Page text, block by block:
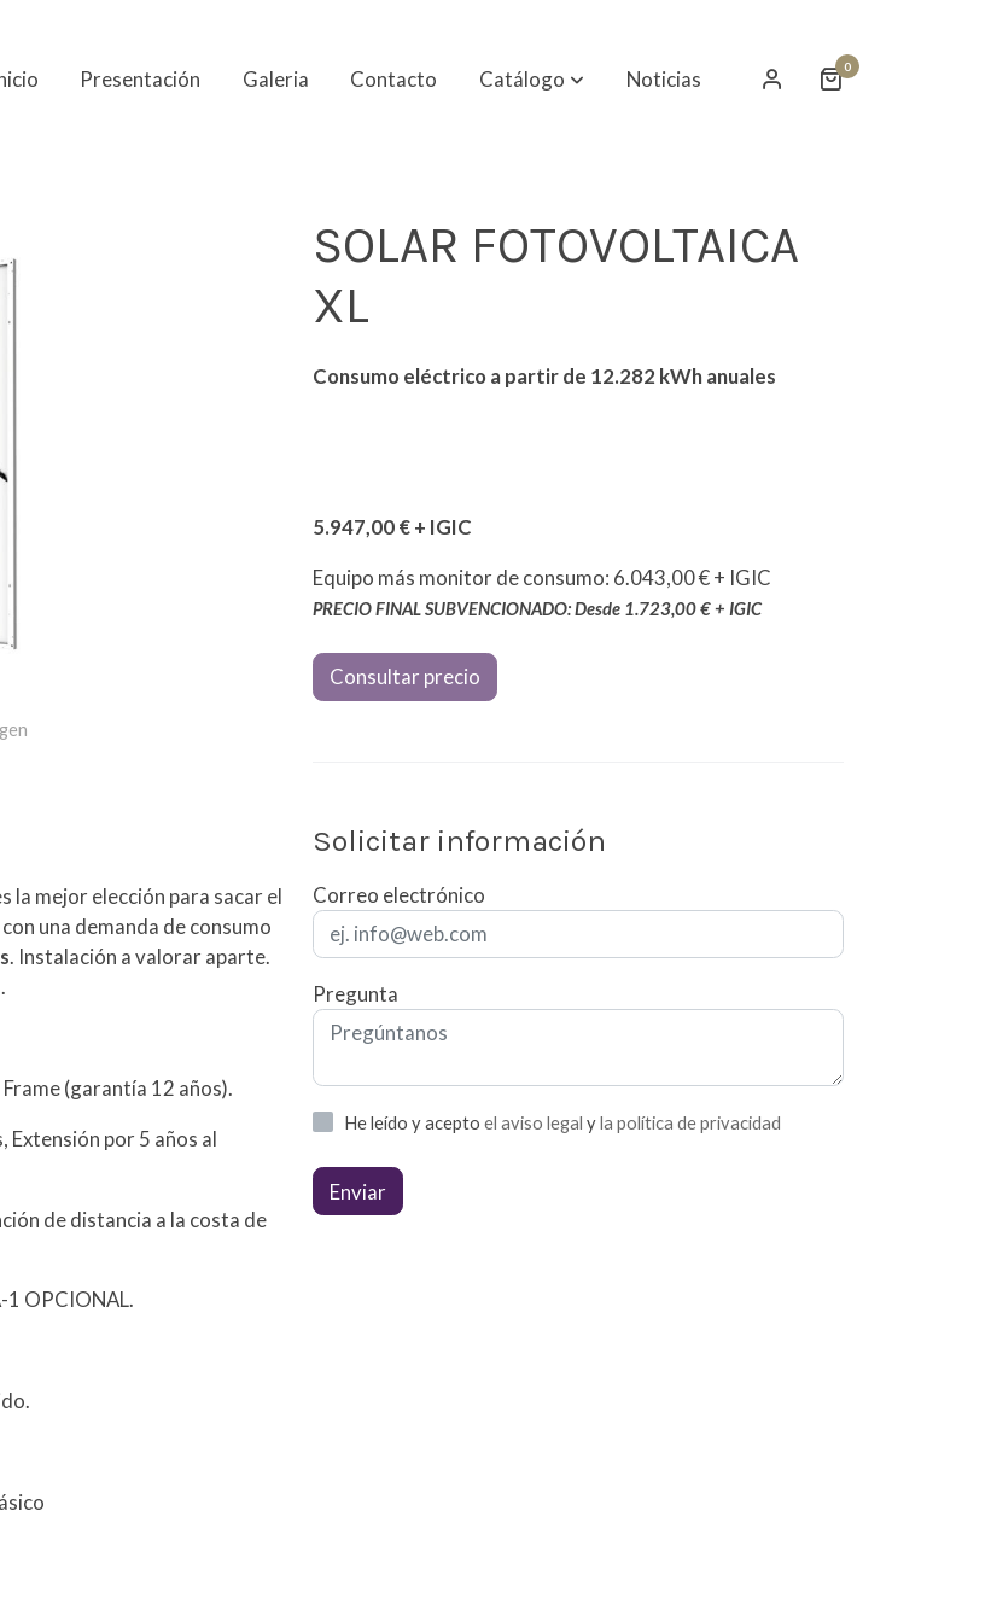
Presentación Galeria Contacto Catálogo Noticias 0
la mejor elección para sacar el
una demanda de consumo
. Instalación a valorar aparte.
(garantía 12 años).
Extensión por 5 años al
de distancia a la costa de
OPCIONAL.
SOLAR FOTOVOLTAICA
XL
Consumo eléctrico a partir de 12.282 kWh anuales
5.947,00 € + IGIC
Equipo más monitor de consumo: 6.043,00 € + IGIC
PRECIO FINAL SUBVENCIONADO: Desde 1.723,00 € + IGIC
Consultar precio
Solicitar información
Correo electrónico
Pregunta
He leído y acepto el aviso legal yla política de privacidad
Enviar